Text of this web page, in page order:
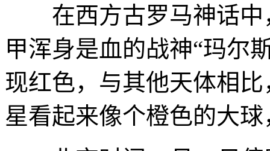
在西方古罗马神话中
甲浑身是血的战神“玛尔
现红色，与其他天体相
星看起来像个橙色的大